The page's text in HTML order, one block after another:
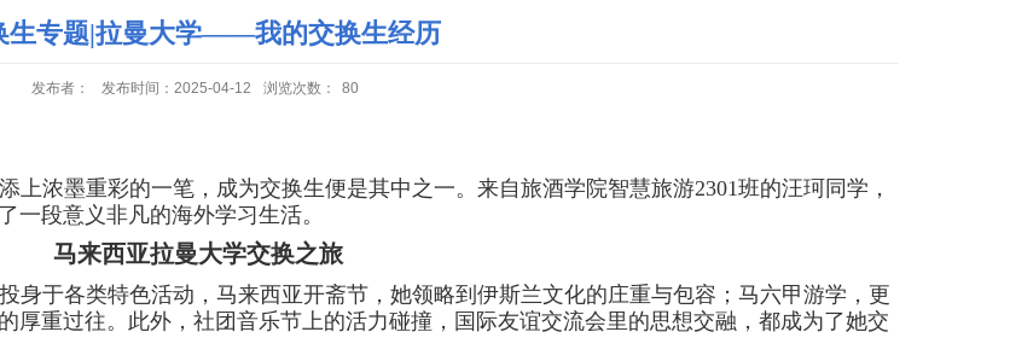
生专题|拉曼大学——我的交换生经历
发布者： 发布时间：2025-04-12 浏览次数： 80
上浓墨重彩的一笔，成为交换生便是其中之一。来自旅酒学院智慧旅游2301班的汪珂同学，
一段意义非凡的海外学习生活。
马来西亚拉曼大学交换之旅
身于各类特色活动，马来西亚开斋节，她领略到伊斯兰文化的庄重与包容；马六甲游学，更
厚重过往。此外，社团音乐节上的活力碰撞，国际友谊交流会里的思想交融，都成为了她交